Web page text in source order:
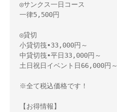
◎サンクス一日コース
一律5,500円
◎貸切
小貸切筏•33,000円～
中貸切筏•平日33,000円～
土日祝日イベント日66,000円～
※全て税込価格です！
【お得情報】